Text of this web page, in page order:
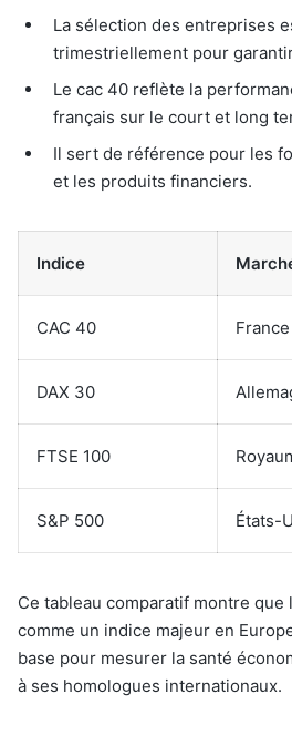
La sélection des entreprises
trimestriellement pour
Le cac 40 reflète la
français sur le court et long
Il sert de référence pour les
et les produits financiers.
Indice
CAC 40 France
DAX 30
FTSE 100
S&P 500 États-
Ce tableau comparatif montre
comme un indice majeur en
base pour mesurer la santé
à ses homologues internationaux.